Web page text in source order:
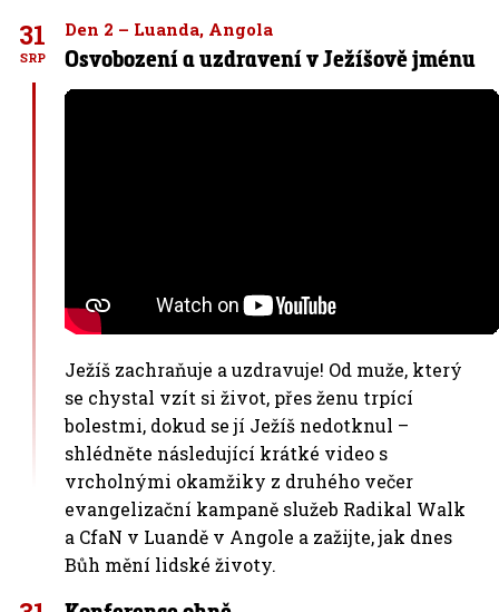
31
SRP
Den 2 – Luanda, Angola
Osvobození a uzdravení v Ježíšově jménu
Ježíš zachraňuje a uzdravuje! Od muže, který
se chystal vzít si život, přes ženu trpící
bolestmi, dokud se jí Ježíš nedotknul –
shlédněte následující krátké video s
vrcholnými okamžiky z druhého večer
evangelizační kampaně služeb Radikal Walk
a CfaN v Luandě v Angole a zažijte, jak dnes
Bůh mění lidské životy.